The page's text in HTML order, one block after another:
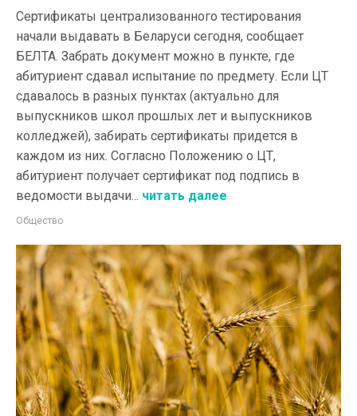
Сертификаты централизованного тестирования
начали выдавать в Беларуси сегодня, сообщает
БЕЛТА. Забрать документ можно в пункте, где
абитуриент сдавал испытание по предмету. Если ЦТ
сдавалось в разных пунктах (актуально для
выпускников школ прошлых лет и выпускников
колледжей), забирать сертификаты придется в
каждом из них. Согласно Положению о ЦТ,
абитуриент получает сертификат под подпись в
ведомости выдачи... читать далее
Общество